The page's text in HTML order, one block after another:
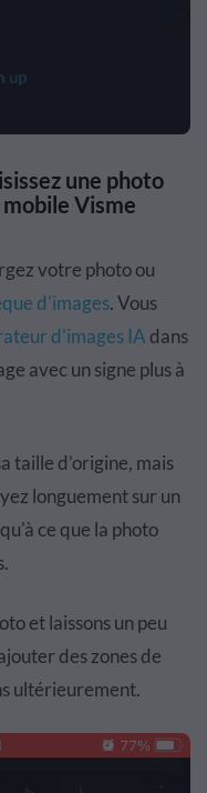
une photo
Visme
votre photo ou
d'images. Vous
d'images IA dans
avec un signe plus à
taille d’origine, mais
longuement sur un
ce que la photo
et laissons un peu
des zones de
ultérieurement.